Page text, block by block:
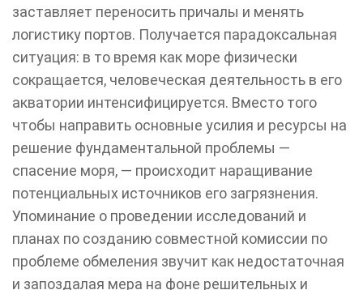
заставляет переносить причалы и менять
логистику портов. Получается парадоксальная
ситуация: в то время как море физически
сокращается, человеческая деятельность в его
акватории интенсифицируется. Вместо того
чтобы направить основные усилия и ресурсы на
решение фундаментальной проблемы —
спасение моря, — происходит наращивание
потенциальных источников его загрязнения.
Упоминание о проведении исследований и
планах по созданию совместной комиссии по
проблеме обмеления звучит как недостаточная
и запоздалая мера на фоне решительных и